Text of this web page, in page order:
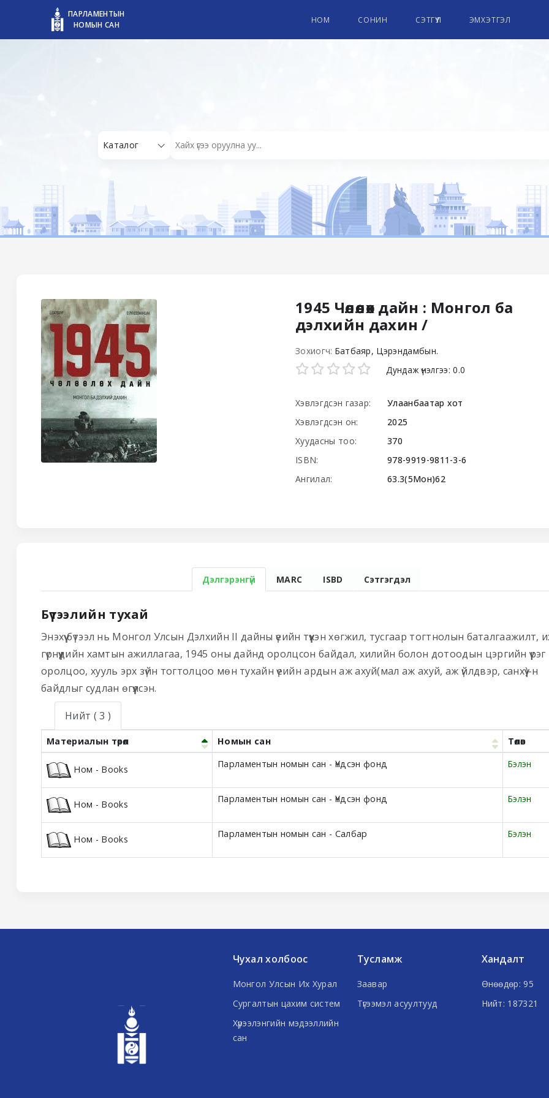
ПАРЛАМЕНТЫН
НОМЫН САН
НОМ СОНИН СЭТГҮҮЛ ЭМХЭТГЭЛ
Каталог
1945 Чөлөөлөх дайн : Монгол ба
дэлхийн дахин /
Зохиогч: Батбаяр, Цэрэндамбын.
Star ratings Дундаж үнэлгээ: 0.0
Хэвлэгдсэн газар:
Улаанбаатар хот
Хэвлэгдсэн он:
2025
Хуудасны тоо:
370
ISBN:
978-9919-9811-3-6
Ангилал:
63.3(5Мон)62
Дэлгэрэнгүй MARC ISBD Сэтгэгдэл
Бүтээлийн тухай
Энэхүү бүтээл нь Монгол Улсын Дэлхийн II дайны үеийн түүхэн хөгжил, тусгаар тогтнолын баталгаажилт,
гүрнүүдийн хамтын ажиллагаа, 1945 оны дайнд оролцсон байдал, хилийн болон дотоодын цэргийн үүрэг
оролцоо, хууль эрх зүйн тогтолцоо мөн тухайн үеийн ардын аж ахуй(мал аж ахуй, аж үйлдвэр, санхүү)-н
байдлыг судлан өгүүлсэн.
Нийт ( 3 )
Материалын төрөл Номын сан Төлөв
Ном - Books Парламентын номын сан - Үндсэн фонд Бэлэн
Ном - Books Парламентын номын сан - Үндсэн фонд Бэлэн
Ном - Books Парламентын номын сан - Салбар Бэлэн
Чухал холбоос
Монгол Улсын Их Хурал
Сургалтын цахим систем
Хүрээлэнгийн мэдээллийн
сан
Тусламж
Заавар
Түгээмэл асуултууд
Хандалт
Өнөөдөр: 95
Нийт: 187321